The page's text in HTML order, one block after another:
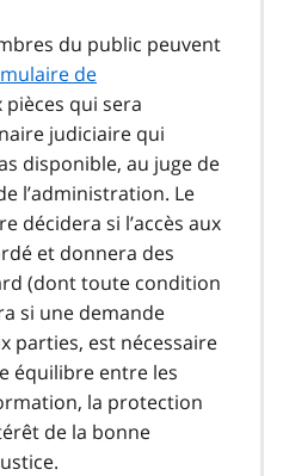
du public peuvent
de
pièces qui sera
judiciaire qui
disponible, au juge de
l’administration. Le
décidera si l’accès aux
et donnera des
(dont toute condition
si une demande
parties, est nécessaire
équilibre entre les
la protection
de la bonne